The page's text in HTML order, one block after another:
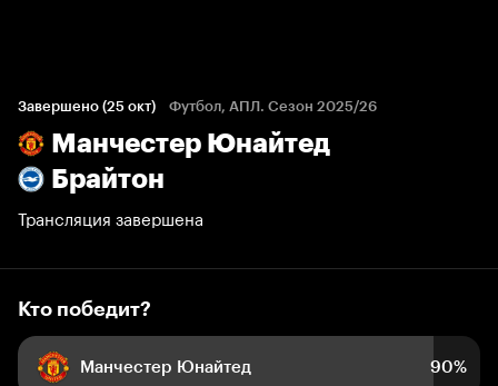
Завершено (25 окт) Футбол, АПЛ. Сезон 2025/26
Манчестер Юнайтед
Брайтон
Трансляция завершена
90% 4%
Кто победит?
Манчестер Юнайтед 90%